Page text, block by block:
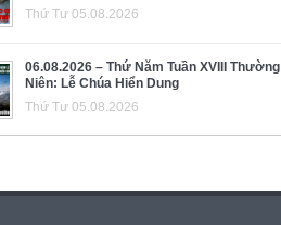
Thứ Tư 05.08.2026
06.08.2026 – Thứ Năm Tuần XVIII Thường
Niên: Lễ Chúa Hiển Dung
Thứ Tư 05.08.2026